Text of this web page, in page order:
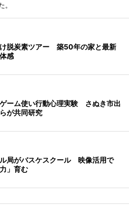
。
脱炭素ツアー 築50年の家と最新
感
ーム使い行動心理実験 さぬき市出
が共同研究
局がバスケスクール 映像活用で
」育む